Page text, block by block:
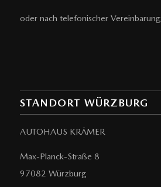
oder nach telefonischer Vereinbarung
STANDORT WÜRZBURG
AUTOHAUS KRÄMER
Max-Planck-Straße 8
97082 Würzburg